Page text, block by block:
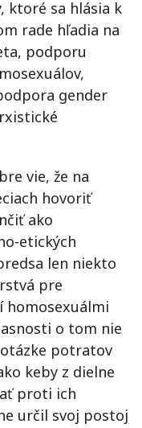
ktoré sa hlásia k
rade hľadia na
podporu
gender
vie, že na
hovoriť
ako
etických
len niekto
pre
homosexuálmi
o tom nie
otázke potratov
keby z dielne
proti ich
určil svoj postoj